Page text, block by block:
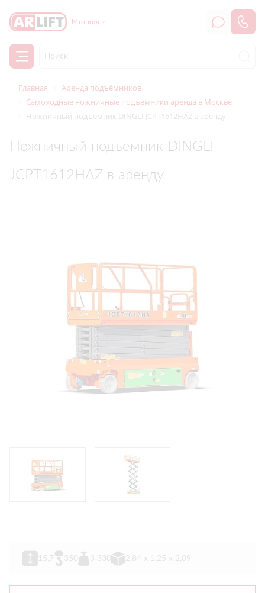
Москва
Главная
Аренда подъёмников
Самоходные ножничные подъемники аренда в Москве
Ножничный подъемник DINGLI JCPT1612HAZ в аренду
Ножничный подъемник DINGLI
JCPT1612HAZ в аренду
15,7 350 3 330 2,84 х 1,25 х 2,09